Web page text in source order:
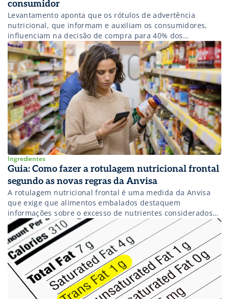
consumidor
Levantamento aponta que os rótulos de advertência
nutricional, que informam e auxiliam os consumidores,
influenciam na decisão de compra para 40% dos
consumidores da região
Ingredientes
Guia: Como fazer a rotulagem nutricional frontal
segundo as novas regras da Anvisa
A rotulagem nutricional frontal é uma medida da Anvisa
que exige que alimentos embalados destaquem
informações sobre o excesso de nutrientes considerados
críticos. Saiba como se adequar a Instrução Normativa (IN)
75/2020.